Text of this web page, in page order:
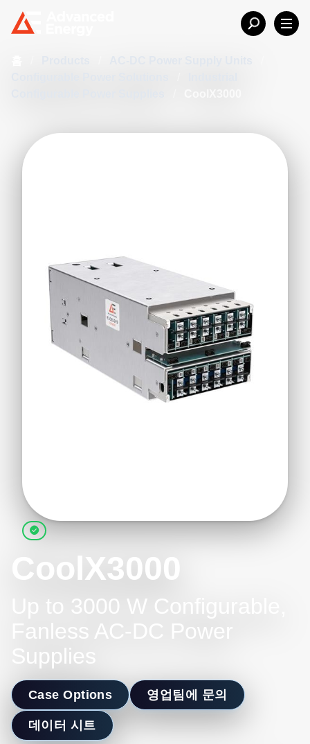
CoolX3000
Up to 3000 W Configurable,
Fanless AC-DC Power
Supplies
Case Options 영업팀에 문의
데이터 시트